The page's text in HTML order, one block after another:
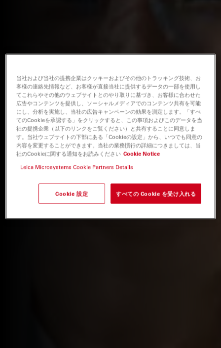
当社および当社の提携企業はクッキーおよびその他のトラッキング技術、お
客様の連絡先情報など、お客様が直接当社に提供するデータの一部を使用し
てこれらやその他のウェブサイトとのやり取りに基づき、お客様に合わせた
広告やコンテンツを提供し、ソーシャルメディアでのコンテンツ共有を可能
にし、分析を実施し、当社の広告キャンペーンの効果を測定します。「すべ
てのCookieを承認する」をクリックすると、この事項およびこのデータを当
社の提携企業（以下のリンクをご覧ください）と共有することに同意しま
す。当社ウェブサイトの下部にある「Cookieの設定」から、いつでも同意の
内容を変更することができます。当社の業務慣行の詳細につきましては、当
社のCookieに関する通知をお読みください Cookie Notice
Leica Microsystems Cookie Partners Details
Cookie 設定 すべての Cookie を受け入れる